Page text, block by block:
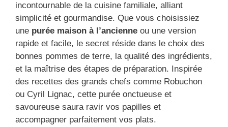
incontournable de la cuisine familiale, alliant
simplicité et gourmandise. Que vous choisissiez
une purée maison à l’ancienne ou une version
rapide et facile, le secret réside dans le choix des
bonnes pommes de terre, la qualité des ingrédients,
et la maîtrise des étapes de préparation. Inspirée
des recettes des grands chefs comme Robuchon
ou Cyril Lignac, cette purée onctueuse et
savoureuse saura ravir vos papilles et
accompagner parfaitement vos plats.